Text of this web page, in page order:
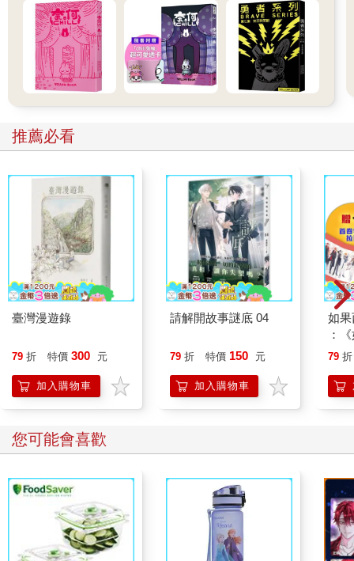
推薦必看
臺灣漫遊錄
79 折 特價 300 元
加入購物車
請解開故事謎底 04
79 折 特價 150 元
加入購物車
如
：
喵
79 折
您可能會喜歡